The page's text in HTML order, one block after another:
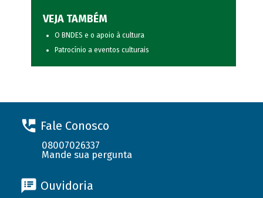
VEJA TAMBÉM
O BNDES e o apoio à cultura
Patrocínio a eventos culturais
Fale Conosco
08007026337
Mande sua pergunta
Ouvidoria